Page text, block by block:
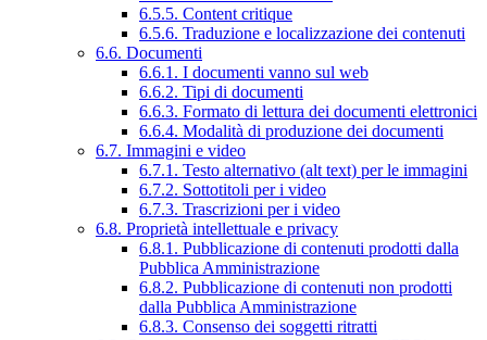
6.5.5. Content critique
6.5.6. Traduzione e localizzazione dei contenuti
6.6. Documenti
6.6.1. I documenti vanno sul web
6.6.2. Tipi di documenti
6.6.3. Formato di lettura dei documenti elettronici
6.6.4. Modalità di produzione dei documenti
6.7. Immagini e video
6.7.1. Testo alternativo (alt text) per le immagini
6.7.2. Sottotitoli per i video
6.7.3. Trascrizioni per i video
6.8. Proprietà intellettuale e privacy
6.8.1. Pubblicazione di contenuti prodotti dalla
Pubblica Amministrazione
6.8.2. Pubblicazione di contenuti non prodotti
dalla Pubblica Amministrazione
6.8.3. Consenso dei soggetti ritratti